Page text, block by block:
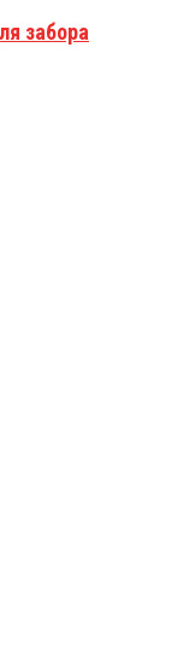
забора